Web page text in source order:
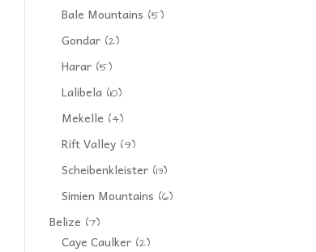
Bale Mountains (5)
Gondar (2)
Harar (5)
Lalibela (10)
Mekelle (4)
Rift Valley (9)
Scheibenkleister (13)
Simien Mountains (6)
Belize (7)
Caye Caulker (2)